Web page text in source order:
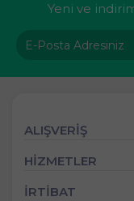
Yeni ve
ALIŞVERİŞ
HİZMETLER
İRTİBAT